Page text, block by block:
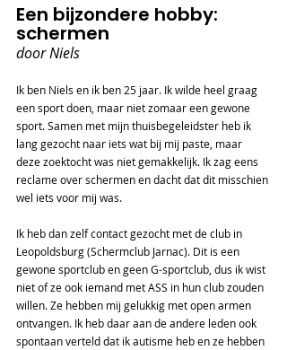
Een bijzondere hobby:
schermen
door Niels
Ik ben Niels en ik ben 25 jaar. Ik wilde heel graag
een sport doen, maar niet zomaar een gewone
sport. Samen met mijn thuisbegeleidster heb ik
lang gezocht naar iets wat bij mij paste, maar
deze zoektocht was niet gemakkelijk. Ik zag eens
reclame over schermen en dacht dat dit misschien
wel iets voor mij was.
Ik heb dan zelf contact gezocht met de club in
Leopoldsburg (Schermclub Jarnac). Dit is een
gewone sportclub en geen G-sportclub, dus ik wist
niet of ze ook iemand met ASS in hun club zouden
willen. Ze hebben mij gelukkig met open armen
ontvangen. Ik heb daar aan de andere leden ook
spontaan verteld dat ik autisme heb en ze hebben